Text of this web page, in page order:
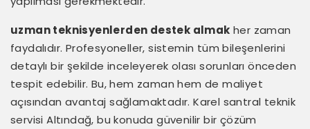
uzman teknisyenlerden destek almak her zaman
faydalıdır. Profesyoneller, sistemin tüm bileşenlerini
detaylı bir şekilde inceleyerek olası sorunları önceden
tespit edebilir. Bu, hem zaman hem de maliyet
açısından avantaj sağlamaktadır. Karel santral teknik
servisi Altındağ, bu konuda güvenilir bir çözüm